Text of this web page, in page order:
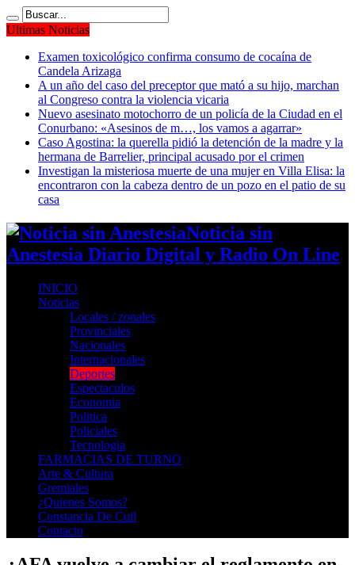
Ultimas Noticias
Examen toxicológico confirma consumo de cocaína de
Candela Arizaga
A un año del caso del preceptor que mató a su hijo, marchan
al Congreso contra la violencia vicaria
Nuevo asesinato motochorro de un policía de la Ciudad en el
Conurbano: «Asesinos de m…, los vamos a agarrar»
Caso Agostina: la querella pidió la detención de la madre y la
hermana de Barrelier, principal acusado por el crimen
Investigan la misteriosa muerte de una mujer en Villa Elisa: la
encontraron con la cabeza dentro de un pozo en el patio de su
casa
Noticia sin
Anestesia Diario Digital y Radio On Line
INICIO
Noticias
Locales / zonales
Provinciales
Nacionales
Internacionales
Deportes
Espectaculos
Economia
Politica
Policiales
Tecnologia
FARMACIAS DE TURNO
Arte & Cultura
Gremiales
¿Quienes Somos?
Constancia De Cuil
Contacto